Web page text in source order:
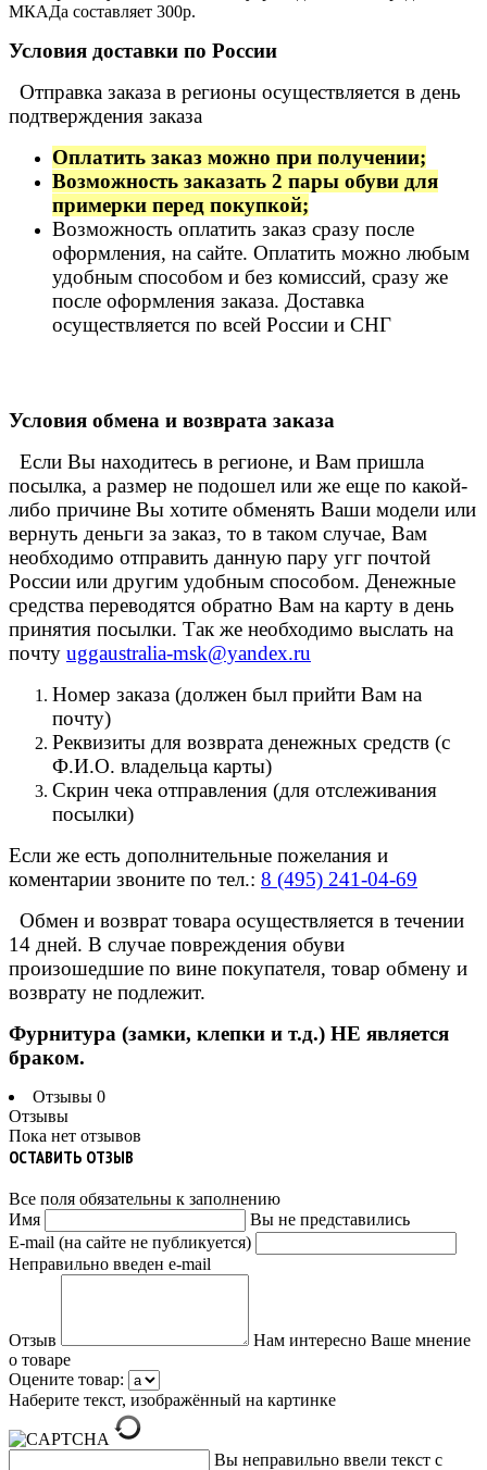
МКАДа составляет 300р.
Условия доставки по России
Отправка заказа в регионы осуществляется в день
подтверждения заказа
Оплатить заказ можно при получении;
Возможность заказать 2 пары обуви для
примерки перед покупкой;
Возможность оплатить заказ сразу после
оформления, на сайте. Оплатить можно любым
удобным способом и без комиссий, сразу же
после оформления заказа. Доставка
осуществляется по всей России и СНГ
Условия обмена и возврата заказа
Если Вы находитесь в регионе, и Вам пришла
посылка, а размер не подошел или же еще по какой-
либо причине Вы хотите обменять Ваши модели или
вернуть деньги за заказ, то в таком случае, Вам
необходимо отправить данную пару угг почтой
России или другим удобным способом. Денежные
средства переводятся обратно Вам на карту в день
принятия посылки. Так же необходимо выслать на
почту uggaustralia-msk@yandex.ru
Номер заказа (должен был прийти Вам на
почту)
Реквизиты для возврата денежных средств (с
Ф.И.О. владельца карты)
Скрин чека отправления (для отслеживания
посылки)
Если же есть дополнительные пожелания и
коментарии звоните по тел.: 8 (495) 241-04-69
Обмен и возврат товара осуществляется в течении
14 дней. В случае повреждения обуви
произошедшие по вине покупателя, товар обмену и
возврату не подлежит.
Фурнитура (замки, клепки и т.д.) НЕ является
браком.
Отзывы 0
Отзывы
Пока нет отзывов
ОСТАВИТЬ ОТЗЫВ
Все поля обязательны к заполнению
Имя
Вы не представились
E-mail (на сайте не публикуется)
Неправильно введен e-mail
Отзыв
Нам интересно Ваше мнение
о товаре
Оцените товар:
Наберите текст, изображённый на картинке
Вы неправильно ввели текст с